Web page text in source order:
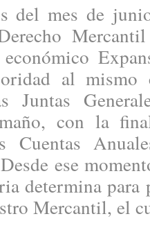
mes de junio,
al mismo
Juntas
con la
Cuentas
ese
determina para
Mercantil, el